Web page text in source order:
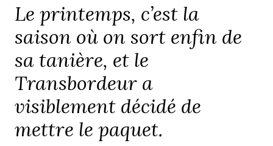
Le printemps, c’est la
saison où on sort enfin de
sa tanière, et le
Transbordeur a
visiblement décidé de
mettre le paquet.